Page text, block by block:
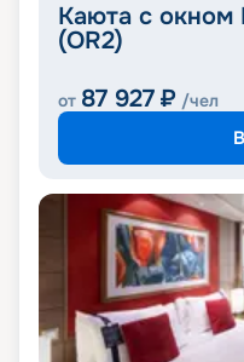
Каюта с окном
(OR2)
от 87 927 ₽ /чел